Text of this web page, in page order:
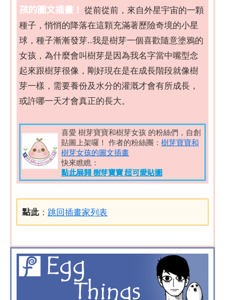
孩的圖文插畫！ 從前從前，來自外星宇宙的一顆
種子，悄悄的降落在這顆充滿著歷險奇境的小星
球，種子漸漸發芽..我是樹芽一個喜歡隨意塗鴉的
女孩，為什麼會叫樹芽是因為我名字當中嘴型念
起來跟樹芽很像，剛好現在是在成長階段就像樹
芽一樣，需要養份及水分的灌溉才會有所成長，
或許哪一天才會真正的長大。
喜愛 樹芽寶寶和樹芽女孩 的粉絲們，自創
貼圖上架囉！ 作者的粉絲團： 樹芽寶寶和
樹芽女孩的圖文插畫
快來瞧瞧：
點此展開 樹芽寶寶 超可愛貼圖
點此 ： 跳回插畫家列表